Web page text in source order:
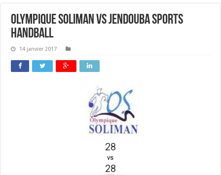
Olympique Soliman vs Jendouba Sports
HandBall
14 janvier 2017
28
vs
28